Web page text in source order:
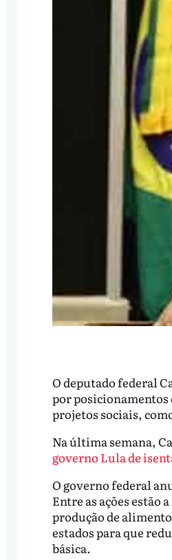
O deputado federal
por posicionamentos
projetos sociais,
Na última semana,
governo Lula de
O governo federal
Entre as ações estão
produção de
estados para que
básica.